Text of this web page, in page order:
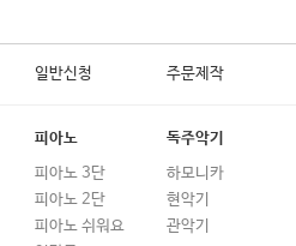
일반신청 주문제작
피아노
피아노 3단
피아노 2단
피아노 쉬워요
독주악기
하모니카
현악기
관악기